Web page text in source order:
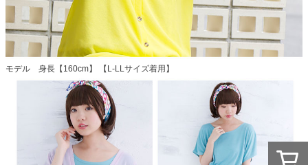
モデル 身長【160cm】 【L-LLサイズ着用】